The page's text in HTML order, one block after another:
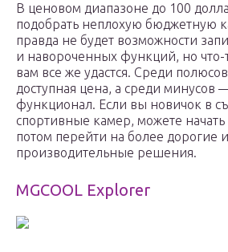
В ценовом диапазоне до 100
подобрать неплохую бюджетную
правда не будет возможности
и навороченных функций, но что-
вам все же удастся. Среди
доступная цена, а среди минусов
функционал. Если вы новичок в
спортивные камер, можете
потом перейти на более дорогие и
производительные решения.
MGCOOL Explorer